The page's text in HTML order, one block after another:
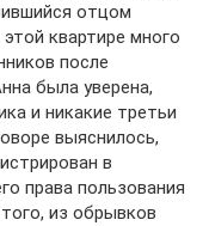
отцом
квартире много
после
была уверена,
и никакие третьи
выяснилось,
в
права пользования
из обрывков